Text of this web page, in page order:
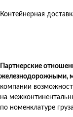
Контейнерная
Партнерские
железнодорожными,
компании
на
по номенклатуре